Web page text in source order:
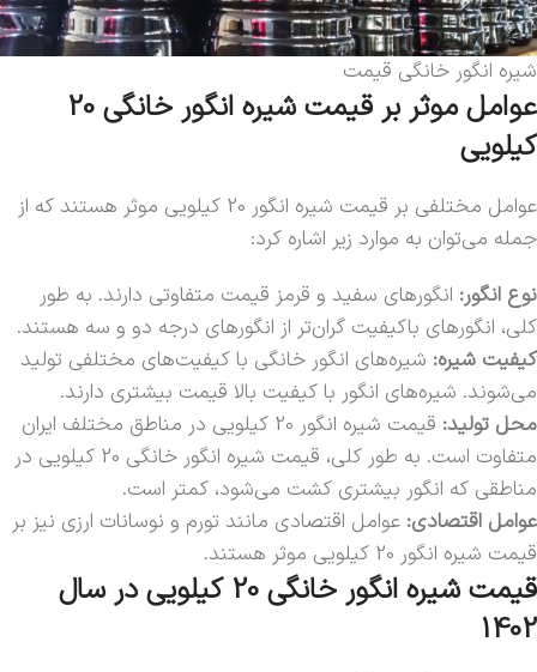
شیره انگور خانگی قیمت
عوامل موثر بر قیمت شیره انگور خانگی 20
کیلویی
عوامل مختلفی بر قیمت شیره انگور 20 کیلویی موثر هستند که از
جمله می‌توان به موارد زیر اشاره کرد:
نوع انگور: انگورهای سفید و قرمز قیمت متفاوتی دارند. به طور
کلی، انگورهای باکیفیت گران‌تر از انگورهای درجه دو و سه هستند.
کیفیت شیره: شیره‌های انگور خانگی با کیفیت‌های مختلفی تولید
می‌شوند. شیره‌های انگور با کیفیت بالا قیمت بیشتری دارند.
محل تولید:
قیمت شیره انگور 20 کیلویی در مناطق مختلف ایران
متفاوت است. به طور کلی، قیمت شیره انگور خانگی 20 کیلویی در
مناطقی که انگور بیشتری کشت می‌شود، کمتر است.
عوامل اقتصادی: عوامل اقتصادی مانند تورم و نوسانات ارزی نیز بر
قیمت شیره انگور 20 کیلویی موثر هستند.
قیمت شیره انگور خانگی 20 کیلویی در سال
1402